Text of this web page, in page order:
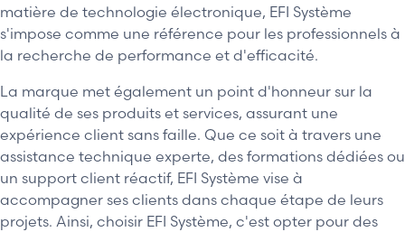
matière de technologie électronique, EFI Système
s'impose comme une référence pour les professionnels à
la recherche de performance et d'efficacité.
La marque met également un point d'honneur sur la
qualité de ses produits et services, assurant une
expérience client sans faille. Que ce soit à travers une
assistance technique experte, des formations dédiées ou
un support client réactif, EFI Système vise à
accompagner ses clients dans chaque étape de leurs
projets. Ainsi, choisir EFI Système, c'est opter pour des